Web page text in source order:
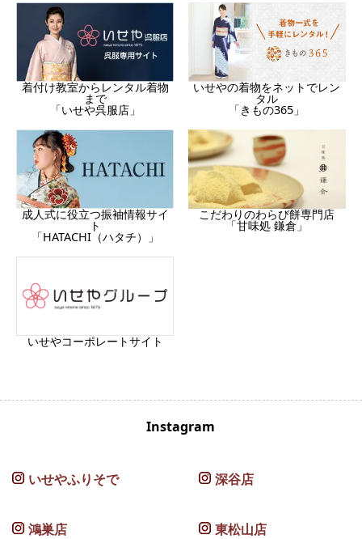
着付け教室からレンタル着物
まで
「いせや呉服店」
いせやの着物をネットでレン
タル
「きもの365」
成人式に役立つ振袖情報サイ
ト
「HATACHI（ハタチ）」
こだわりのわらび餅専門店
「甘味処 鎌倉」
いせやコーポレートサイト
Instagram
いせやふりそで 深谷店
鴻巣店 東松山店